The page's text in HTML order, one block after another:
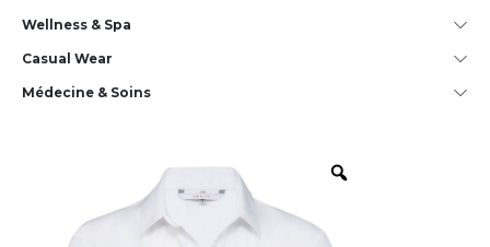
Wellness & Spa
Casual Wear
Médecine & Soins